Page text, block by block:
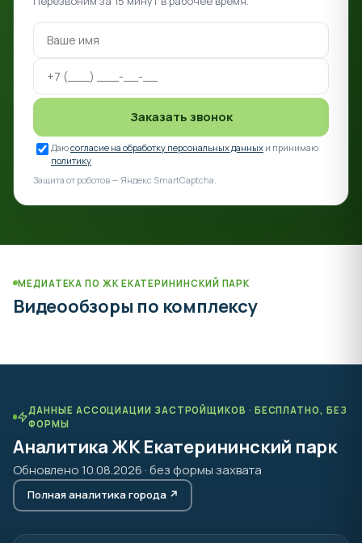
Заказать звонок
Даюсогласие на обработку персональных данных и принимаю
политику
Защита от роботов — Яндекс SmartCaptcha.
МЕДИАТЕКА ПО ЖК ЕКАТЕРИНИНСКИЙ ПАРК
Видеообзоры по комплексу
ДАННЫЕ АССОЦИАЦИИ ЗАСТРОЙЩИКОВ · БЕСПЛАТНО, БЕЗ
ФОРМЫ
Аналитика ЖК Екатерининский парк
Обновлено 10.08.2026 · без формы захвата
Полная аналитика города ↗